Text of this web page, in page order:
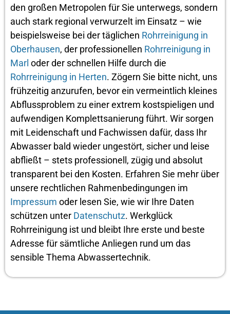
den großen Metropolen für Sie unterwegs, sondern
auch stark regional verwurzelt im Einsatz – wie
beispielsweise bei der täglichen Rohrreinigung in
Oberhausen, der professionellen Rohrreinigung in
Marl oder der schnellen Hilfe durch die
Rohrreinigung in Herten. Zögern Sie bitte nicht, uns
frühzeitig anzurufen, bevor ein vermeintlich kleines
Abflussproblem zu einer extrem kostspieligen und
aufwendigen Komplettsanierung führt. Wir sorgen
mit Leidenschaft und Fachwissen dafür, dass Ihr
Abwasser bald wieder ungestört, sicher und leise
abfließt – stets professionell, zügig und absolut
transparent bei den Kosten. Erfahren Sie mehr über
unsere rechtlichen Rahmenbedingungen im
Impressum oder lesen Sie, wie wir Ihre Daten
schützen unter Datenschutz. Werkglück
Rohrreinigung ist und bleibt Ihre erste und beste
Adresse für sämtliche Anliegen rund um das
sensible Thema Abwassertechnik.